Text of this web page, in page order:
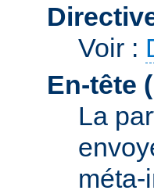
Voir :
En-tête
La